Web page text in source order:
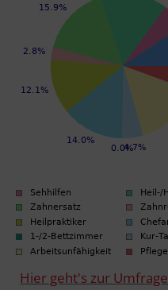
Hier geht's zur Umfrage